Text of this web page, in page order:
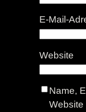
E-Mail-
Website
Name,
Website